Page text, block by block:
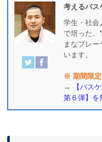
考えるバス
学生・社会
で培った、
まなプレ
います。
※ 期間限定
→
【バス
第６弾】を